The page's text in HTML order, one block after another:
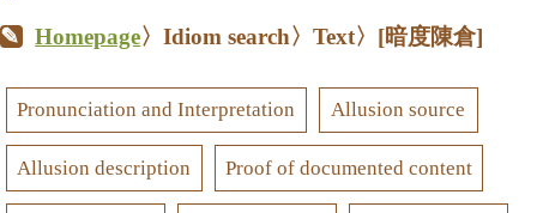
Homepage〉Idiom search〉Text〉 [暗度陳倉]
Pronunciation and Interpretation Allusion source
Allusion description Proof of documented content